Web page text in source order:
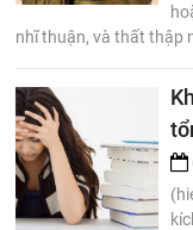
nhĩ thuận, và thất thập